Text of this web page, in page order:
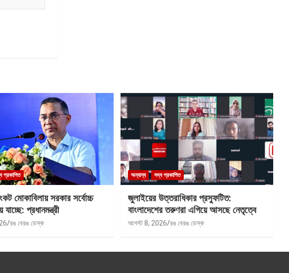
প্রকাশিত
মোকাবিলায় সরকার সর্বোচ্চ
যাচ্ছে: প্রধানমন্ত্রী
রঙ বেরঙ ডেস্ক
অন্যান্য সদ্য প্রকাশিত
জুলাইয়ের উত্তরাধিকার প্রস্ফুটিত:
বাংলাদেশের তরুণরা এগিয়ে আসছে নেতৃত্বে
আগস্ট 8, 2026 রঙ বেরঙ ডেস্ক